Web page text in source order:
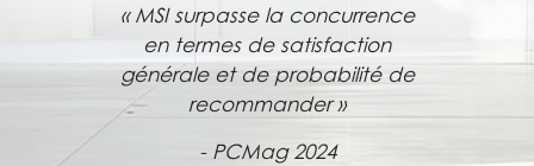
« MSI surpasse la concurrence
en termes de satisfaction
générale et de probabilité de
recommander »
- PCMag 2024